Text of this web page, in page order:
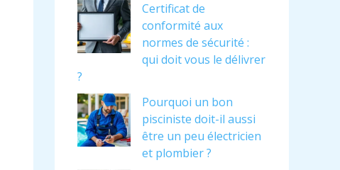
Certificat de
conformité aux
normes de sécurité :
qui doit vous le délivrer
?
Pourquoi un bon
pisciniste doit-il aussi
être un peu électricien
et plombier ?